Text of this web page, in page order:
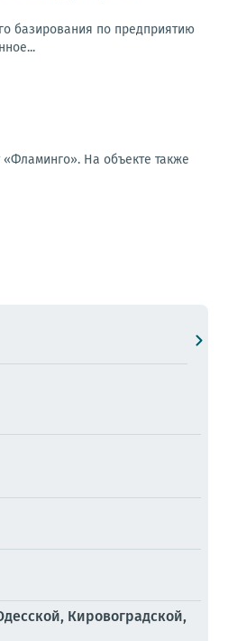
базирования по предприятию
На объекте также
Кировоградской,